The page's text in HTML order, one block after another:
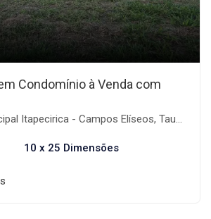
Condomínio à Venda com
Itapecirica - Campos Elíseos, Taubaté-SP
10 x 25 Dimensões